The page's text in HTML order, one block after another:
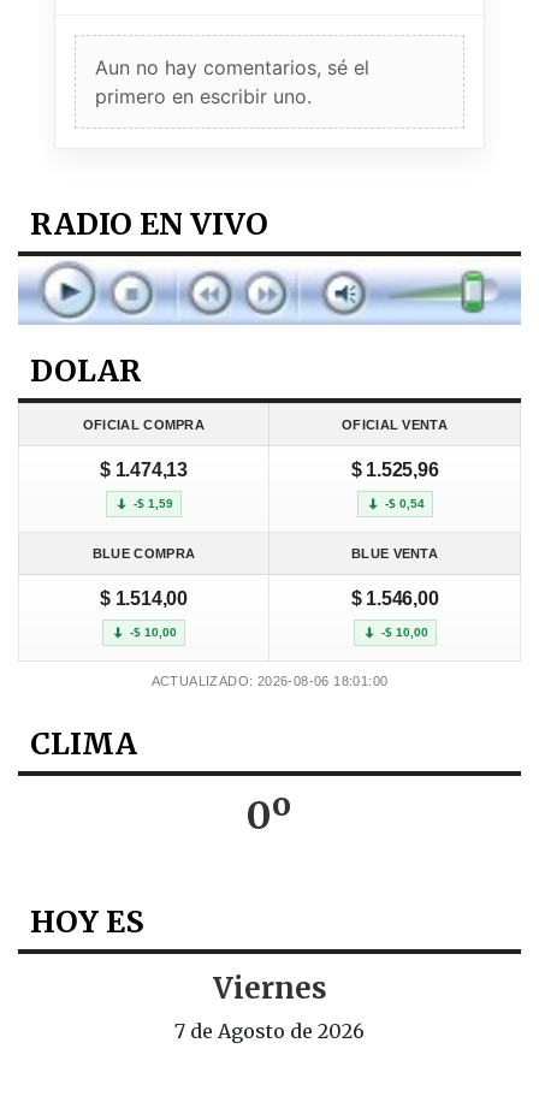
Aun no hay comentarios, sé el
primero en escribir uno.
RADIO EN VIVO
DOLAR
OFICIAL COMPRA OFICIAL VENTA
$ 1.474,13
-$ 1,59
$ 1.525,96
-$ 0,54
BLUE COMPRA BLUE VENTA
$ 1.514,00
-$ 10,00
$ 1.546,00
-$ 10,00
ACTUALIZADO: 2026-08-06 18:01:00
CLIMA
0º
HOY ES
Viernes
7 de Agosto de 2026